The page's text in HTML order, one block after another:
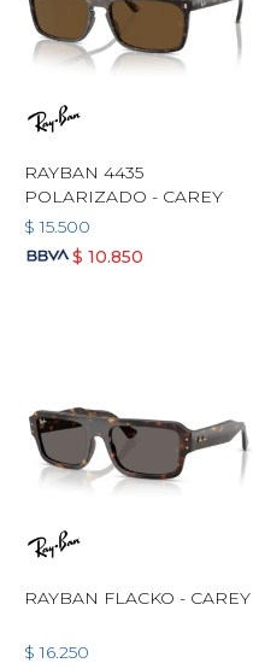
RAYBAN 4435
POLARIZADO - CAREY
$ 15.500
$ 10.850
RAYBAN FLACKO - CAREY
$ 16.250